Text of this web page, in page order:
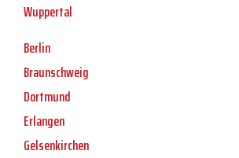
Wuppertal
Berlin
Braunschweig
Dortmund
Erlangen
Gelsenkirchen